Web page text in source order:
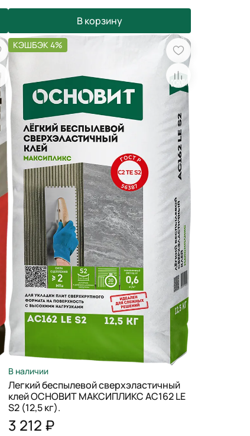
В корзину
КЭШБЭК 4%
В наличии
Легкий беспылевой сверхэластичный
клей ОСНОВИТ МАКСИПЛИКС АС162 LE
S2 (12,5 кг).
3 212 ₽